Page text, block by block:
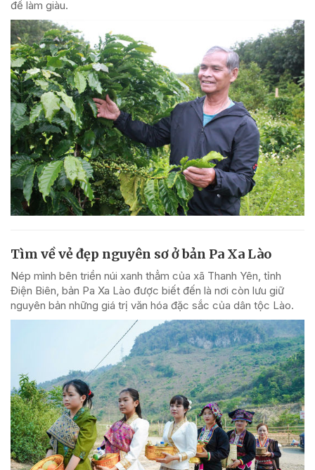
để làm giàu.
Tìm về vẻ đẹp nguyên sơ ở bản Pa Xa Lào
Nép mình bên triền núi xanh thẳm của xã Thanh Yên, tỉnh
Điện Biên, bản Pa Xa Lào được biết đến là nơi còn lưu giữ
nguyên bản những giá trị văn hóa đặc sắc của dân tộc Lào.